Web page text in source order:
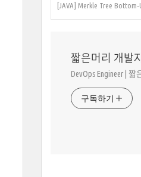
[JAVA] Merkle Tree
짧은머리 개발
DevOps Engineer |
구독하기